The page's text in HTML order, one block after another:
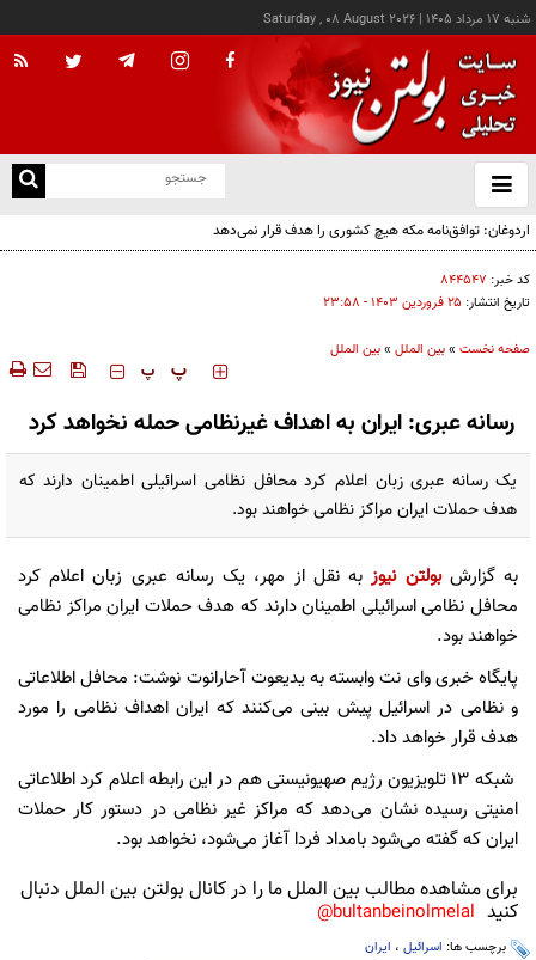
شنبه ۱۷ مرداد ۱۴۰۵ |
Saturday , 08 August 2026
باز
و
اردوغان: توافق‌نامه مکه هیچ کشوری را هدف قرار نمی‌دهد
کد خبر: ۸۴۴۵۴۷
تاریخ انتشار: ۲۵ فروردين ۱۴۰۳ - ۲۳:۵۸
صفحه نخست »بین الملل »بین الملل
‍‍‍ پ پ
رسانه عبری: ایران به اهداف غیرنظامی حمله نخواهد کرد
یک رسانه عبری زبان اعلام کرد محافل نظامی اسرائیلی اطمینان دارند که
هدف حملات ایران مراکز نظامی خواهند بود.
به گزارش بولتن نیوزبه نقل از مهر، یک رسانه عبری زبان اعلام کرد
محافل نظامی اسرائیلی اطمینان دارند که هدف حملات ایران مراکز نظامی
خواهند بود.
پایگاه خبری وای نت وابسته به یدیعوت آحارانوت نوشت: محافل اطلاعاتی
و نظامی در اسرائیل پیش بینی می‌کنند که ایران اهداف نظامی را مورد
هدف قرار خواهد داد.
شبکه ۱۳ تلویزیون رژیم صهیونیستی هم در این رابطه اعلام کرد اطلاعاتی
امنیتی رسیده نشان می‌دهد که مراکز غیر نظامی در دستور کار حملات
ایران که گفته می‌شود بامداد فردا آغاز می‌شود، نخواهد بود.
برای مشاهده مطالب بین الملل ما را در کانال بولتن بین الملل دنبال
کنید bultanbeinolmelal@
برچسب ها: اسرائیل ، ایران